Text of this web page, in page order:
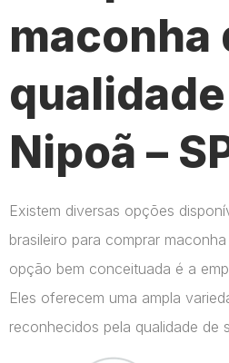
maconha
Nipoã –
Existem diversas opções
brasileiro para comprar
opção bem conceituada é a
Eles oferecem uma ampla
reconhecidos pela qualidade de